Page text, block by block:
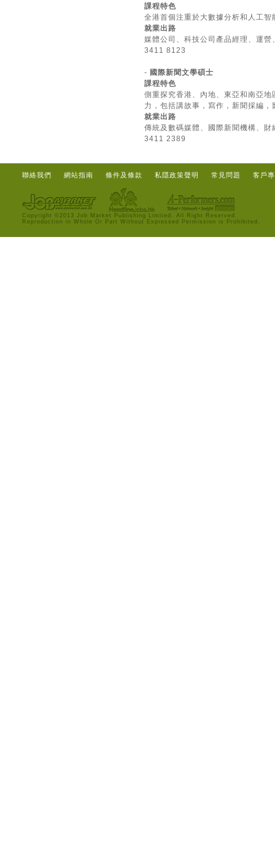
課程特色
全港首個注重於大數據分析和人工
就業出路
媒體公司、科技公司產品經理、運營
3411 8123
- 國際新聞文學碩士
課程特色
側重探究香港、內地、東亞和南亞
力，包括講故事，寫作，新聞採編
就業出路
傳統及數碼媒體、國際新聞機構、財
3411 2389
聯絡我們 網站指南 條件及條款 私隱政策聲明 常見問題 客戶
Copyright ©2013 Job Market Publishing Limited. All Right Reserved.
Reproduction in Whole Or Part Without Expressed Permission is Prohibited.